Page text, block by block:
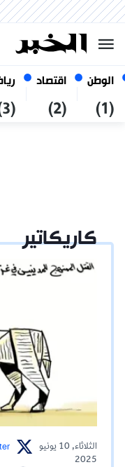
الوطن
(1)
اقتصاد
(2)
(3)
أغسطس 2026
كاريكاتير
الثلاثاء, 10 يونيو
2025